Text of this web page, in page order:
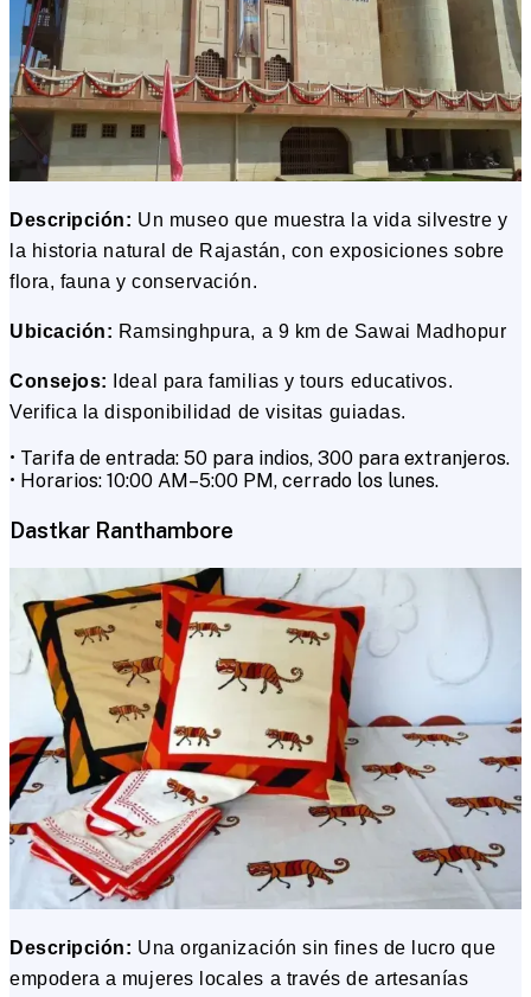
Descripción: Un museo que muestra la vida silvestre y
la historia natural de Rajastán, con exposiciones sobre
flora, fauna y conservación.
Ubicación: Ramsinghpura, a 9 km de Sawai Madhopur
Consejos:
Ideal para familias y tours educativos.
Verifica la disponibilidad de visitas guiadas.
• Tarifa de entrada: ₹50 para indios, ₹300 para extranjeros.
• Horarios: 10:00 AM–5:00 PM, cerrado los lunes.
Dastkar Ranthambore
Descripción: Una organización sin fines de lucro que
empodera a mujeres locales a través de artesanías